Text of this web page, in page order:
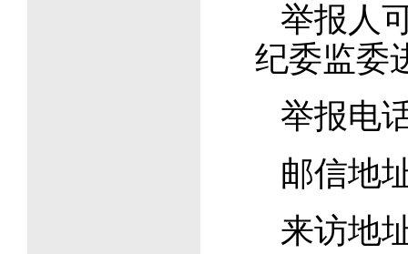
举报人
纪委监委
举报电
邮信地
来访地